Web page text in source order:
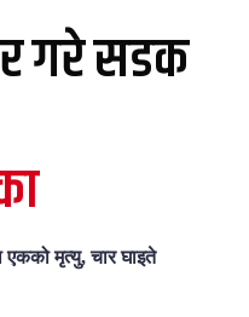
गरे सडक
एकको मृत्यु, चार घाइते